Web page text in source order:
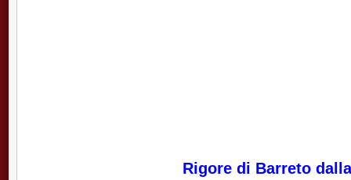
Rigore di Barreto